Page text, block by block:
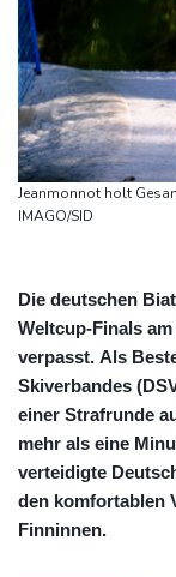
Jeanmonnot holt
IMAGO/SID
Die deutschen
Weltcup-Finals
verpasst. Als
Skiverbandes
einer Strafrunde
mehr als eine
verteidigte
den komfortablen
Finninnen.